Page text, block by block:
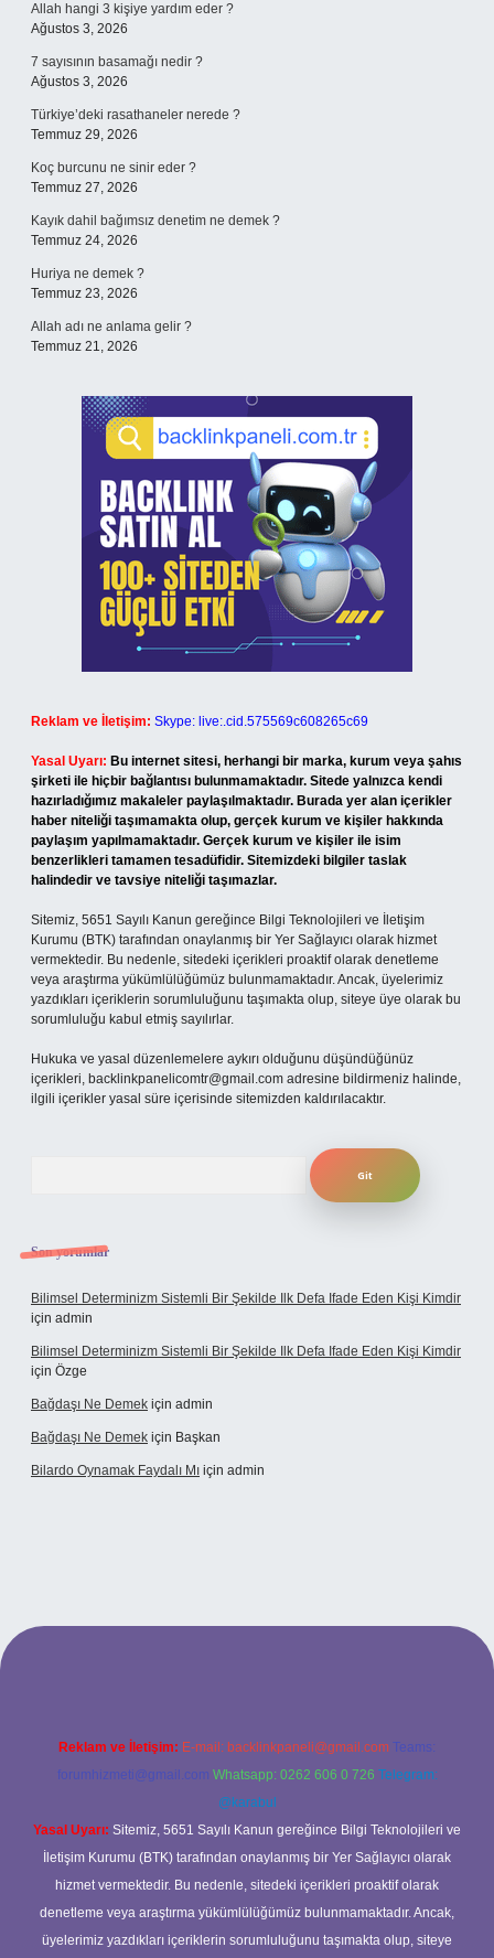
Allah hangi 3 kişiye yardım eder ?
Ağustos 3, 2026
7 sayısının basamağı nedir ?
Ağustos 3, 2026
Türkiye’deki rasathaneler nerede ?
Temmuz 29, 2026
Koç burcunu ne sinir eder ?
Temmuz 27, 2026
Kayık dahil bağımsız denetim ne demek ?
Temmuz 24, 2026
Huriya ne demek ?
Temmuz 23, 2026
Allah adı ne anlama gelir ?
Temmuz 21, 2026
Reklam ve İletişim: Skype: live:.cid.575569c608265c69
Yasal Uyarı: Bu internet sitesi, herhangi bir marka, kurum veya şahıs
şirketi ile hiçbir bağlantısı bulunmamaktadır. Sitede yalnızca kendi
hazırladığımız makaleler paylaşılmaktadır. Burada yer alan içerikler
haber niteliği taşımamakta olup, gerçek kurum ve kişiler hakkında
paylaşım yapılmamaktadır. Gerçek kurum ve kişiler ile isim
benzerlikleri tamamen tesadüfidir. Sitemizdeki bilgiler taslak
halindedir ve tavsiye niteliği taşımazlar.
Sitemiz, 5651 Sayılı Kanun gereğince Bilgi Teknolojileri ve İletişim
Kurumu (BTK) tarafından onaylanmış bir Yer Sağlayıcı olarak hizmet
vermektedir. Bu nedenle, sitedeki içerikleri proaktif olarak denetleme
veya araştırma yükümlülüğümüz bulunmamaktadır. Ancak, üyelerimiz
yazdıkları içeriklerin sorumluluğunu taşımakta olup, siteye üye olarak bu
sorumluluğu kabul etmiş sayılırlar.
Hukuka ve yasal düzenlemelere aykırı olduğunu düşündüğünüz
içerikleri, backlinkpanelicomtr@gmail.com adresine bildirmeniz halinde,
ilgili içerikler yasal süre içerisinde sitemizden kaldırılacaktır.
Son yorumlar
Bilimsel Determinizm Sistemli Bir Şekilde Ilk Defa Ifade Eden Kişi Kimdir
için admin
Bilimsel Determinizm Sistemli Bir Şekilde Ilk Defa Ifade Eden Kişi Kimdir
için Özge
Bağdaşı Ne Demek için admin
Bağdaşı Ne Demek için Başkan
Bilardo Oynamak Faydalı Mı için admin
bahis sitesi
Reklam ve İletişim: E-mail: backlinkpaneli@gmail.com Teams:
forumhizmeti@gmail.com Whatsapp: 0262 606 0 726 Telegram:
@karabul
Yasal Uyarı: Sitemiz, 5651 Sayılı Kanun gereğince Bilgi Teknolojileri ve
İletişim Kurumu (BTK) tarafından onaylanmış bir Yer Sağlayıcı olarak
hizmet vermektedir. Bu nedenle, sitedeki içerikleri proaktif olarak
denetleme veya araştırma yükümlülüğümüz bulunmamaktadır. Ancak,
üyelerimiz yazdıkları içeriklerin sorumluluğunu taşımakta olup, siteye